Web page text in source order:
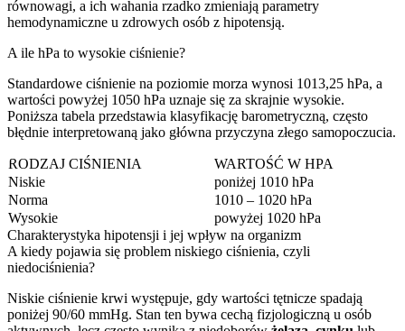
równowagi, a ich wahania rzadko zmieniają parametry
hemodynamiczne u zdrowych osób z hipotensją.
A ile hPa to wysokie ciśnienie?
Standardowe ciśnienie na poziomie morza wynosi 1013,25 hPa, a
wartości powyżej 1050 hPa uznaje się za skrajnie wysokie.
Poniższa tabela przedstawia klasyfikację barometryczną, często
błędnie interpretowaną jako główna przyczyna złego samopoczucia.
RODZAJ CIŚNIENIA
WARTOŚĆ W HPA
Niskie
poniżej 1010 hPa
Norma
1010 – 1020 hPa
Wysokie
powyżej 1020 hPa
Charakterystyka hipotensji i jej wpływ na organizm
A kiedy pojawia się problem niskiego ciśnienia, czyli
niedociśnienia?
Niskie ciśnienie krwi występuje, gdy wartości tętnicze spadają
poniżej 90/60 mmHg. Stan ten bywa cechą fizjologiczną u osób